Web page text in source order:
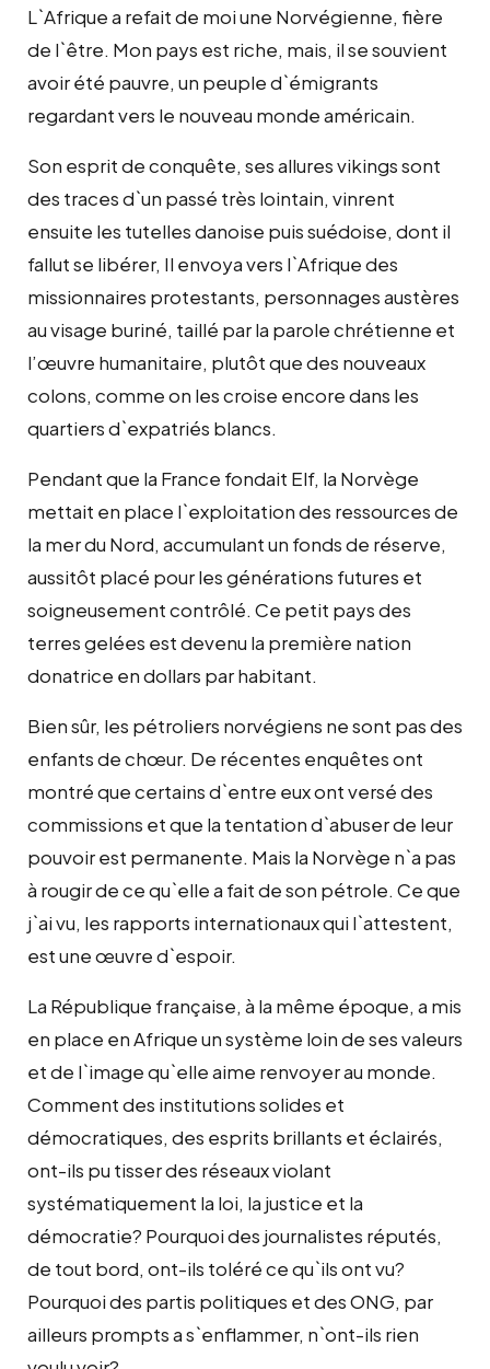
L`Afrique a refait de moi une Norvégienne, fière
de l`être. Mon pays est riche, mais, il se souvient
avoir été pauvre, un peuple d`émigrants
regardant vers le nouveau monde américain.
Son esprit de conquête, ses allures vikings sont
des traces d`un passé très lointain, vinrent
ensuite les tutelles danoise puis suédoise, dont il
fallut se libérer, Il envoya vers l`Afrique des
missionnaires protestants, personnages austères
au visage buriné, taillé par la parole chrétienne et
l’œuvre humanitaire, plutôt que des nouveaux
colons, comme on les croise encore dans les
quartiers d`expatriés blancs.
Pendant que la France fondait Elf, la Norvège
mettait en place l`exploitation des ressources de
la mer du Nord, accumulant un fonds de réserve,
aussitôt placé pour les générations futures et
soigneusement contrôlé. Ce petit pays des
terres gelées est devenu la première nation
donatrice en dollars par habitant.
Bien sûr, les pétroliers norvégiens ne sont pas des
enfants de chœur. De récentes enquêtes ont
montré que certains d`entre eux ont versé des
commissions et que la tentation d`abuser de leur
pouvoir est permanente. Mais la Norvège n`a pas
à rougir de ce qu`elle a fait de son pétrole. Ce que
j`ai vu, les rapports internationaux qui l`attestent,
est une œuvre d`espoir.
La République française, à la même époque, a mis
en place en Afrique un système loin de ses valeurs
et de l`image qu`elle aime renvoyer au monde.
Comment des institutions solides et
démocratiques, des esprits brillants et éclairés,
ont-ils pu tisser des réseaux violant
systématiquement la loi, la justice et la
démocratie? Pourquoi des journalistes réputés,
de tout bord, ont-ils toléré ce qu`ils ont vu?
Pourquoi des partis politiques et des ONG, par
ailleurs prompts a s`enflammer, n`ont-ils rien